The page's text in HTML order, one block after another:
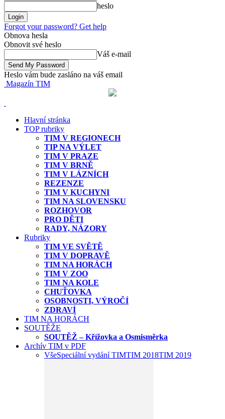
heslo
Forgot your password? Get help
Obnova hesla
Obnovit své heslo
Váš e-mail
Heslo vám bude zasláno na váš email
Magazín TIM
Hlavní stránka
TOP rubriky
TIM V REGIONECH
TIP NA VÝLET
TIM V PRAZE
TIM V BRNĚ
TIM V LÁZNÍCH
REZENZE
TIM V KUCHYNI
TIM NA SLOVENSKU
ROZHOVOR
PRO DĚTI
RADY, NÁZORY
Rubriky
TIM VE SVĚTĚ
TIM V DOPRAVĚ
TIM NA HORÁCH
TIM V ZOO
TIM NA KOLE
CHUŤOVKA
OSOBNOSTI, VÝROČÍ
ZDRAVÍ
TIM NA HORÁCH
SOUTĚŽE
SOUTĚŽ – Křížovka a Osmisměrka
Archív TIM v PDF
VšeSpeciální vydání TIMTIM 2018TIM 2019